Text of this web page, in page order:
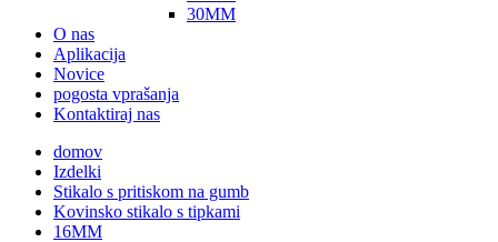
30MM
O nas
Aplikacija
Novice
pogosta vprašanja
Kontaktiraj nas
domov
Izdelki
Stikalo s pritiskom na gumb
Kovinsko stikalo s tipkami
16MM